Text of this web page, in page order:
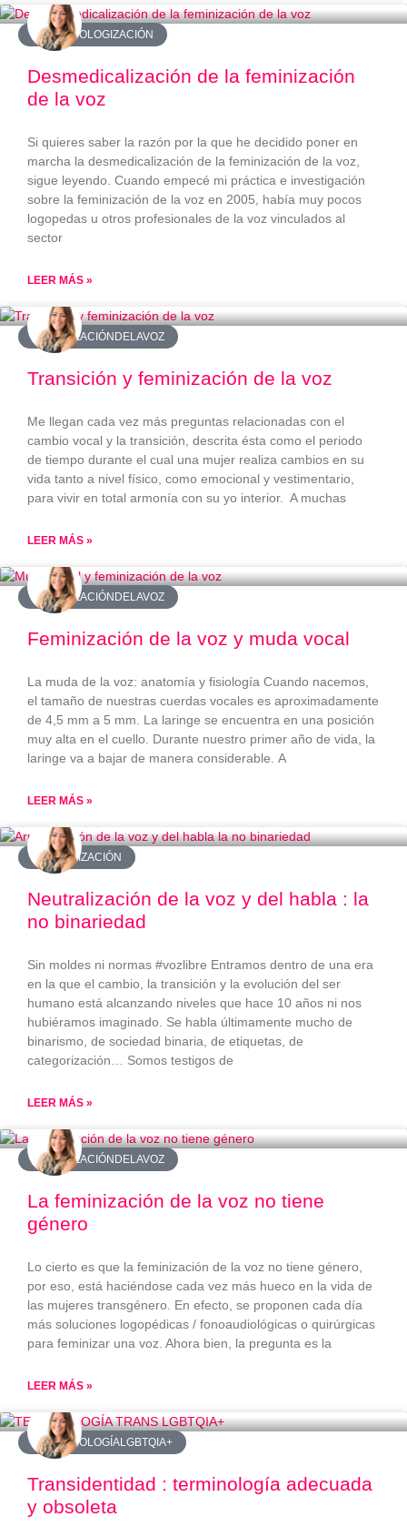
#DESPATOLOGIZACIÓN
Desmedicalización de la feminización
de la voz
Si quieres saber la razón por la que he decidido poner en
marcha la desmedicalización de la feminización de la voz,
sigue leyendo. Cuando empecé mi práctica e investigación
sobre la feminización de la voz en 2005, había muy pocos
logopedas u otros profesionales de la voz vinculados al
sector
LEER MÁS »
#FEMINIZACIÓNDELAVOZ
Transición y feminización de la voz
Me llegan cada vez más preguntas relacionadas con el
cambio vocal y la transición, descrita ésta como el periodo
de tiempo durante el cual una mujer realiza cambios en su
vida tanto a nivel físico, como emocional y vestimentario,
para vivir en total armonía con su yo interior. A muchas
LEER MÁS »
#FEMINIZACIÓNDELAVOZ
Feminización de la voz y muda vocal
La muda de la voz: anatomía y fisiología Cuando nacemos,
el tamaño de nuestras cuerdas vocales es aproximadamente
de 4,5 mm a 5 mm. La laringe se encuentra en una posición
muy alta en el cuello. Durante nuestro primer año de vida, la
laringe va a bajar de manera considerable. A
LEER MÁS »
#ARMONIZACIÓN
Neutralización de la voz y del habla : la
no binariedad
Sin moldes ni normas #vozlibre Entramos dentro de una era
en la que el cambio, la transición y la evolución del ser
humano está alcanzando niveles que hace 10 años ni nos
hubiéramos imaginado. Se habla últimamente mucho de
binarismo, de sociedad binaria, de etiquetas, de
categorización… Somos testigos de
LEER MÁS »
#FEMINIZACIÓNDELAVOZ
La feminización de la voz no tiene
género
Lo cierto es que la feminización de la voz no tiene género,
por eso, está haciéndose cada vez más hueco en la vida de
las mujeres transgénero. En efecto, se proponen cada día
más soluciones logopédicas / fonoaudiológicas o quirúrgicas
para feminizar una voz. Ahora bien, la pregunta es la
LEER MÁS »
#TERMINOLOGÍALGBTQIA+
Transidentidad : terminología adecuada
y obsoleta